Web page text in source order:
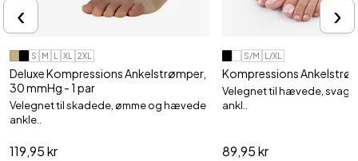
S M XL 2XL
Deluxe Kompressions Ankelstrømper,
30 mmHg - 1 par
Velegnet til skadede, ømme og hævede
ankle..
119,95 kr
S/M L/XL
Kompressions
Velegnet til hævede,
ankl..
89,95 kr
‹ ›